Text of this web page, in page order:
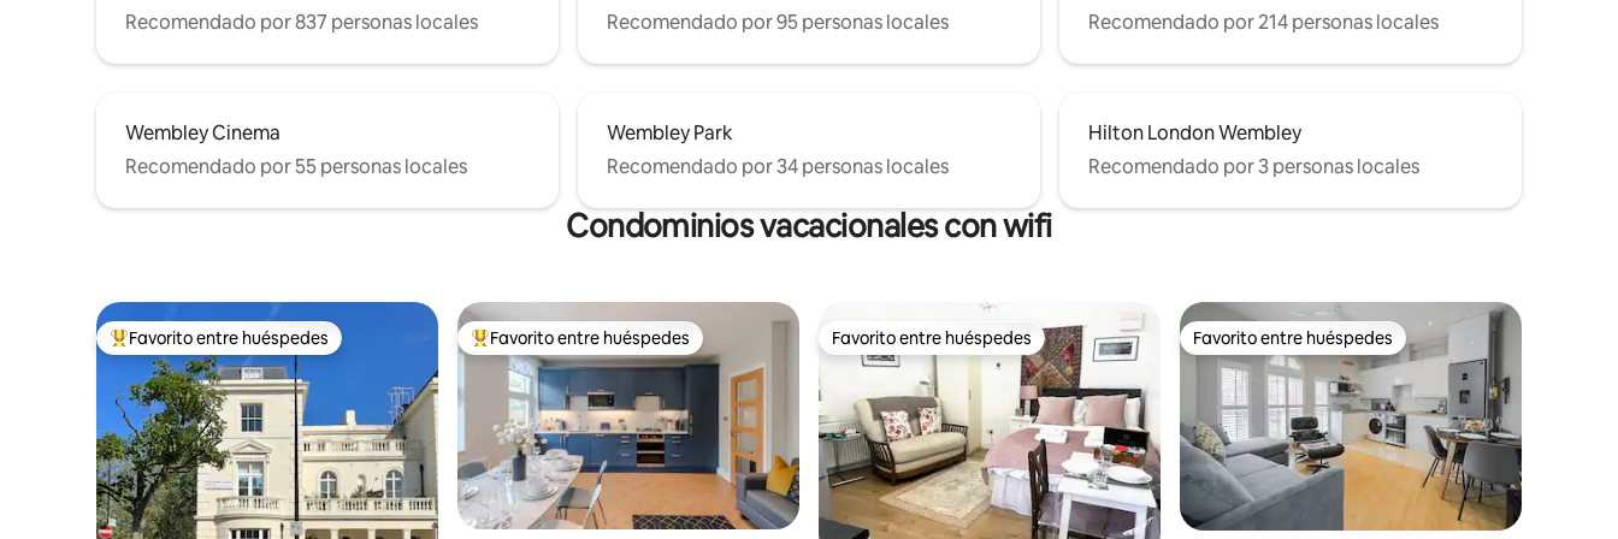
Recomendado por 837 personas locales
Recomendado por 95 personas locales
Recomendado por 214 personas locales
Wembley Cinema
Recomendado por 55 personas locales
Wembley Park
Recomendado por 34 personas locales
Hilton London Wembley
Recomendado por 3 personas locales
Condominios vacacionales con wifi
Favorito entre huéspedes preferido
Favorito entre huéspedes Favorito entre huéspedes preferido
Favorito entre huéspedes Favorito entre huéspedes
Favorito entre huéspedes Favorito entre huéspedes
Favorito entre huéspedes